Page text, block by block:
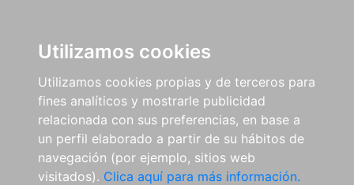
Utilizamos cookies
Utilizamos cookies propias y de terceros para
fines analíticos y mostrarle publicidad
relacionada con sus preferencias, en base a
un perfil elaborado a partir de su hábitos de
navegación (por ejemplo, sitios web
visitados). Clica aquí para más información.